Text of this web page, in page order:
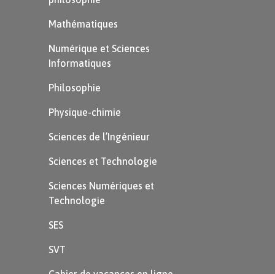
Mathématiques
Numérique et Sciences
Informatiques
Philosophie
Physique-chimie
Sciences de l’Ingénieur
Sciences et Technologie
Sciences Numériques et
Technologie
SES
SVT